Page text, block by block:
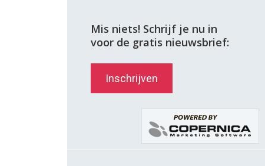
Mis niets! Schrijf je nu in
voor de gratis nieuwsbrief:
Inschrijven